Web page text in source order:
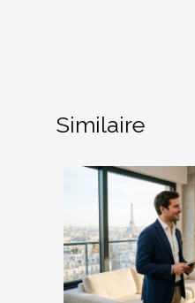
Similaire